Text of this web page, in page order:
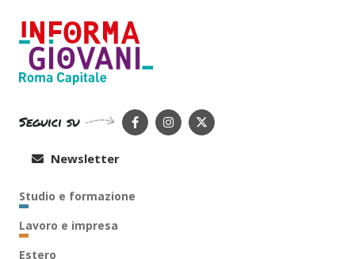
Seguici su
Newsletter
Studio e formazione
Lavoro e impresa
Estero